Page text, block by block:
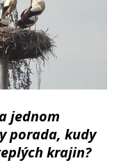
jednom
porada, kudy
krajin?